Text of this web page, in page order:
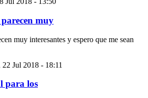
muy
muy interesantes y espero que me sean
Jul 2018 - 18:11
para los